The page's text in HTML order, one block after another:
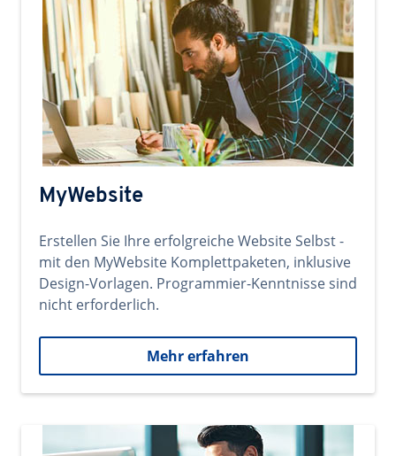
MyWebsite
Erstellen Sie Ihre erfolgreiche Website Selbst -
mit den MyWebsite Komplettpaketen, inklusive
Design-Vorlagen. Programmier-Kenntnisse sind
nicht erforderlich.
Mehr erfahren